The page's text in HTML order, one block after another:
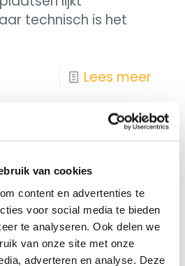
van cookies
content en advertenties te
voor social media te bieden
te analyseren. Ook delen we
van onze site met onze
adverteren en analyse. Deze
technisch is het
Lees meer